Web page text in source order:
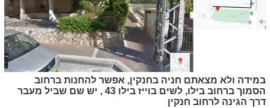
במידה ולא מצאתם חניה בחנקין, אפשר להחנות ברחוב
הסמוך ברחוב בילו, לשים בוייז בילו 43 , יש שם שביל מעבר
דרך הגינה לרחוב חנקין